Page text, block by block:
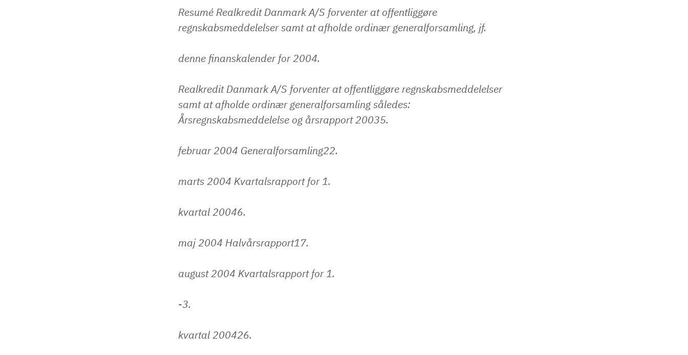
Resumé Realkredit Danmark A/S forventer at offentliggøre
regnskabsmeddelelser samt at afholde ordinær generalforsamling, jf.
denne finanskalender for 2004.
Realkredit Danmark A/S forventer at offentliggøre regnskabsmeddelelser
samt at afholde ordinær generalforsamling således:
Årsregnskabsmeddelelse og årsrapport 20035.
februar 2004 Generalforsamling22.
marts 2004 Kvartalsrapport for 1.
kvartal 20046.
maj 2004 Halvårsrapport17.
august 2004 Kvartalsrapport for 1.
-3.
kvartal 200426.